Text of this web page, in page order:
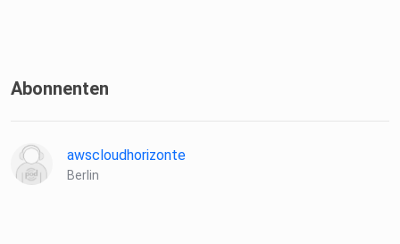
Abonnenten
awscloudhorizonte
Berlin